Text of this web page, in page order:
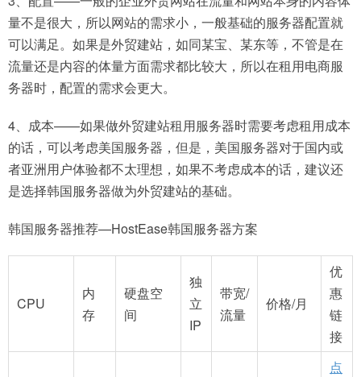
量不是很大，所以网站的需求小，一般基础的服务器配置就
可以满足。如果是外贸建站，如同某宝、某东等，不管是在
流量还是内容的体量方面需求都比较大，所以在租用电商服
务器时，配置的需求会更大。
4、成本——如果做外贸建站租用服务器时需要考虑租用成本
的话，可以考虑美国服务器，但是，美国服务器对于国内或
者亚洲用户体验都不太理想，如果不考虑成本的话，建议还
是选择韩国服务器做为外贸建站的基础。
韩国服务器推荐—HostEase韩国服务器方案
CPU
内
存
硬盘空
间
独
立
IP
带宽/
流量
价格/月
优
惠
链
接
点